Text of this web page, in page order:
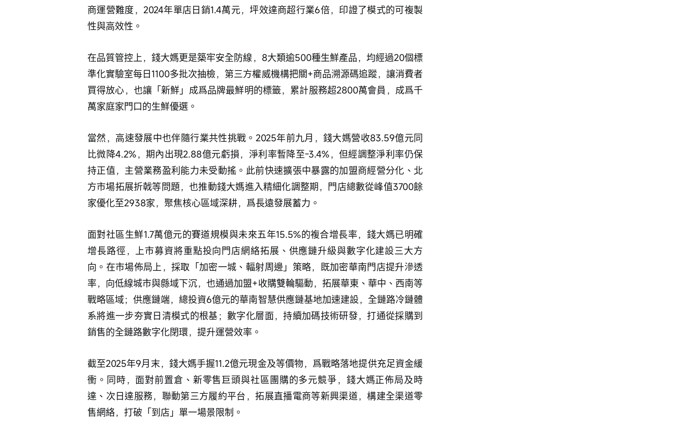
商運營難度，2024年單店日銷1.4萬元，坪效達商超行業6倍，印證了模式的可複製
性與高效性。
在品質管控上，錢大媽更是築牢安全防線，8大類逾500種生鮮產品，均經過20個標
準化實驗室每日1100多批次抽檢，第三方權威機構把關+商品溯源碼追蹤，讓消費者
買得放心，也讓「新鮮」成爲品牌最鮮明的標籤，累計服務超2800萬會員，成爲千
萬家庭家門口的生鮮優選。
當然，高速發展中也伴隨行業共性挑戰。2025年前九月，錢大媽營收83.59億元同
比微降4.2%，期內出現2.88億元虧損，淨利率暫降至-3.4%，但經調整淨利率仍保
持正值，主營業務盈利能力未受動搖。此前快速擴張中暴露的加盟商經營分化、北
方市場拓展折戟等問題，也推動錢大媽進入精細化調整期，門店總數從峰值3700餘
家優化至2938家，聚焦核心區域深耕，爲長遠發展蓄力。
面對社區生鮮1.7萬億元的賽道規模與未來五年15.5%的複合增長率，錢大媽已明確
增長路徑，上市募資將重點投向門店網絡拓展、供應鏈升級與數字化建設三大方
向。在市場佈局上，採取「加密一城、輻射周邊」策略，既加密華南門店提升滲透
率，向低線城市與縣域下沉，也通過加盟+收購雙輪驅動，拓展華東、華中、西南等
戰略區域；供應鏈端，總投資6億元的華南智慧供應鏈基地加速建設，全鏈路冷鏈體
系將進一步夯實日清模式的根基；數字化層面，持續加碼技術研發，打通從採購到
銷售的全鏈路數字化閉環，提升運營效率。
截至2025年9月末，錢大媽手握11.2億元現金及等價物，爲戰略落地提供充足資金緩
衝。同時，面對前置倉、新零售巨頭與社區團購的多元競爭，錢大媽正佈局及時
達、次日達服務，聯動第三方履約平台，拓展直播電商等新興渠道，構建全渠道零
售網絡，打破「到店」單一場景限制。